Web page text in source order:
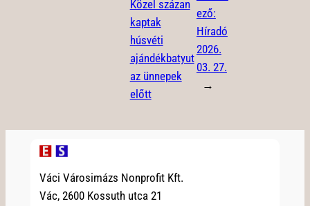
Közel százan
kaptak
húsvéti
ajándékbatyut
az ünnepek
előtt
ező:
Híradó
2026.
03. 27.
→
Váci Városimázs Nonprofit Kft.
Vác, 2600 Kossuth utca 21